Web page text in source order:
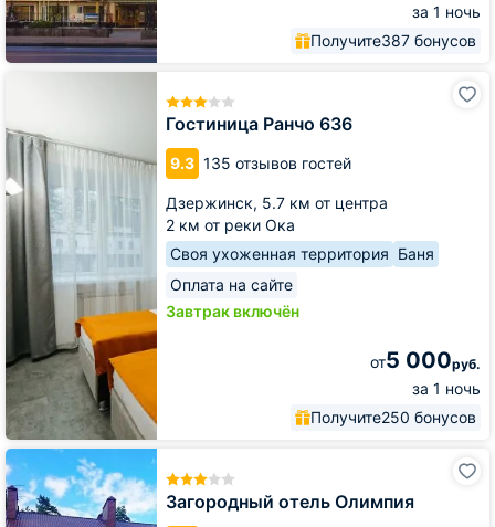
за 1 ночь
Получите387 бонусов
Гостиница Ранчо 636
9.3 135 отзывов гостей
Дзержинск, 5.7 км от центра
2 км от реки Ока
Своя ухоженная территория Баня
Оплата на сайте
Завтрак включён
от5 000руб.
за 1 ночь
Получите250 бонусов
Загородный отель Олимпия
Загородный
отель
Олимпия